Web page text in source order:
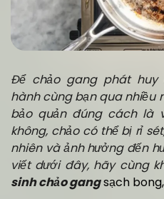
Để chảo gang phát
hành cùng bạn qua nhiều
bảo quản đúng cách là
không, chảo có thể bị rỉ
nhiên và ảnh hưởng đến
viết dưới đây, hãy cùng
sinh chảo gangsạch